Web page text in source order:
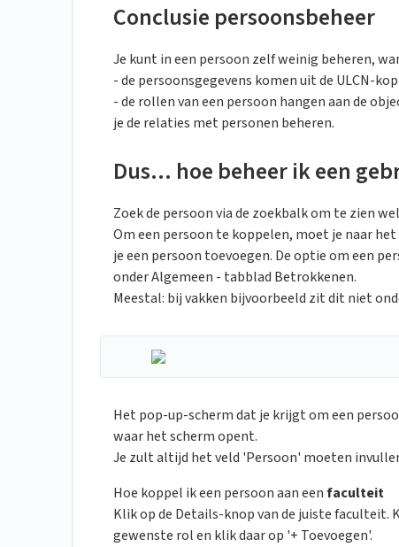
Conclusie persoonsbeheer
Je kunt in een persoon zelf weinig beheren,
- de persoonsgegevens komen uit de ULCN-
- de rollen van een persoon hangen aan de
je de relaties met personen beheren.
Dus... hoe beheer ik een
Zoek de persoon via de zoekbalk om te zien
Om een persoon te koppelen, moet je naar
je een persoon toevoegen. De optie om een
onder Algemeen - tabblad Betrokkenen.
Meestal: bij vakken bijvoorbeeld zit dit niet
Het pop-up-scherm dat je krijgt om een
waar het scherm opent.
Je zult altijd het veld 'Persoon' moeten
Hoe koppel ik een persoon aan eenfaculteit
Klik op de Details-knop van de juiste faculteit.
gewenste rol en klik daar op '+ Toevoegen'.